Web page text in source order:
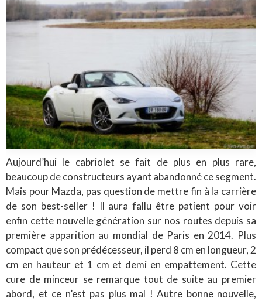
Aujourd’hui le cabriolet se fait de plus en plus rare,
beaucoup de constructeurs ayant abandonné ce segment.
Mais pour Mazda, pas question de mettre fin à la carrière
de son best-seller ! Il aura fallu être patient pour voir
enfin cette nouvelle génération sur nos routes depuis sa
première apparition au mondial de Paris en 2014. Plus
compact que son prédécesseur, il perd 8 cm en longueur, 2
cm en hauteur et 1 cm et demi en empattement. Cette
cure de minceur se remarque tout de suite au premier
abord, et ce n’est pas plus mal ! Autre bonne nouvelle,